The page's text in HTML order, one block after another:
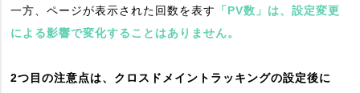
一方、ページが表示された回数を表す
「PV数」は、設定変更
による影響で変化することはありません。
2つ目の注意点は、クロスドメイントラッキングの設定後に